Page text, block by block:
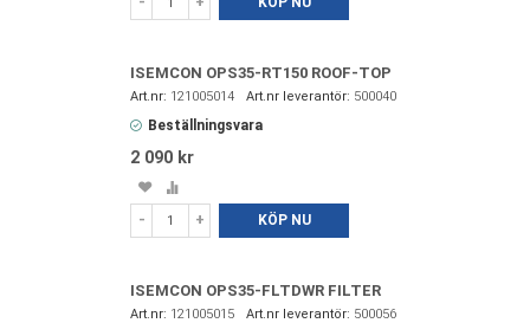
favoriter
ISEMCON OPS35-RT150 ROOF-TOP
121005014 500040
Beställningsvara
2 090 kr
Spara
i
favoriter
Lägg
till
- + KÖP NU
ISEMCON OPS35-FLTDWR FILTER
121005015 500056